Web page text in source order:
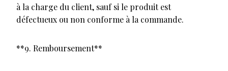
à la charge du client, sauf si le produit est
défectueux ou non conforme à la commande.
**9. Remboursement**